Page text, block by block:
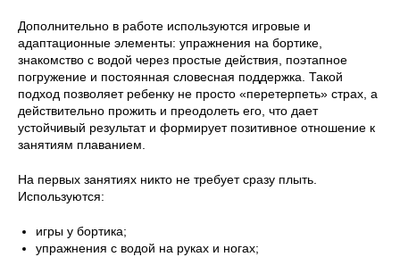
Дополнительно в работе используются игровые и
адаптационные элементы: упражнения на бортике,
знакомство с водой через простые действия, поэтапное
погружение и постоянная словесная поддержка. Такой
подход позволяет ребенку не просто «перетерпеть» страх, а
действительно прожить и преодолеть его, что дает
устойчивый результат и формирует позитивное отношение к
занятиям плаванием.
На первых занятиях никто не требует сразу плыть.
Используются:
игры у бортика;
упражнения с водой на руках и ногах;